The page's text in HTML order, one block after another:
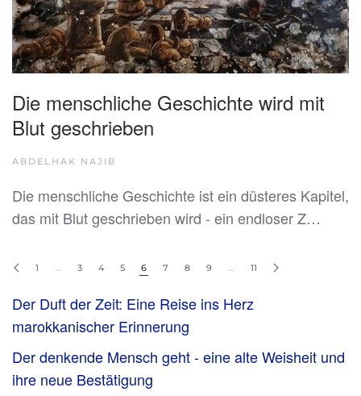
Die menschliche Geschichte wird mit
Blut geschrieben
ABDELHAK NAJIB
Die menschliche Geschichte ist ein düsteres Kapitel,
das mit Blut geschrieben wird - ein endloser Z…
1 3 4 5 6 7 8 9 11
Der Duft der Zeit: Eine Reise ins Herz
marokkanischer Erinnerung
Der denkende Mensch geht - eine alte Weisheit und
ihre neue Bestätigung